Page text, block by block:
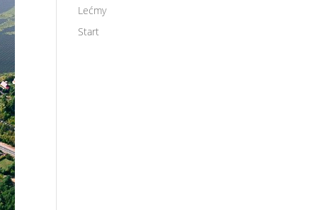
Lećmy
Start